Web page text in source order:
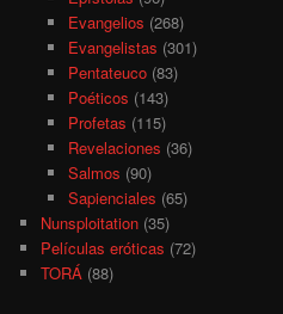
Evangelios (268)
Evangelistas (301)
Pentateuco(83)
Poéticos (143)
Profetas (115)
Revelaciones (36)
Salmos (90)
Sapienciales (65)
Nunsploitation (35)
Películas eróticas (72)
TORÁ (88)